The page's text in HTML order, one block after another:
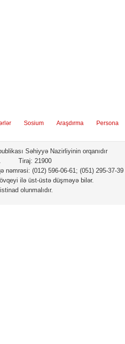
Səudiyyə Ərəbistanı
səfiri ilə görüş keçirilib
Sosium Araşdırma Persona
Səhiyyə Nazirliyinin orqanıdır
Tiraj: 21900
nəmrəsi: (012) 596-06-61; (051) 295-37-39
ilə üst-üstə düşməyə bilər.
olunmalıdır.